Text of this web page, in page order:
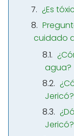
¿Es
cuidado
agua?
Jericó?
Jericó?